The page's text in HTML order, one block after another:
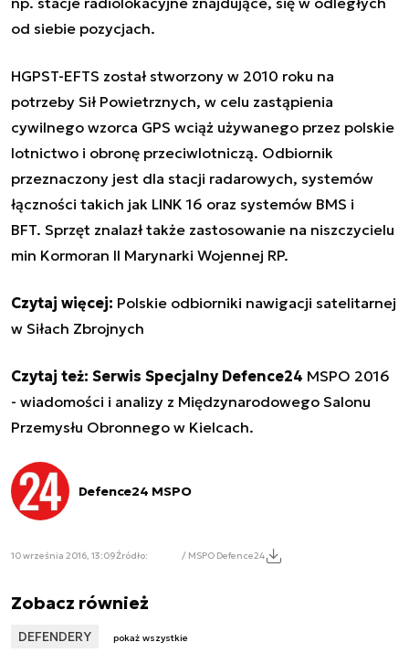
od siebie pozycjach.
HGPST-EFTS został stworzony w 2010 roku na
potrzeby Sił Powietrznych, w celu zastąpienia
cywilnego wzorca GPS wciąż używanego przez polskie
lotnictwo i obronę przeciwlotniczą. Odbiornik
przeznaczony jest dla stacji radarowych, systemów
łączności takich jak LINK 16 oraz systemów BMS i
BFT. Sprzęt znalazł także zastosowanie na niszczycielu
min Kormoran II Marynarki Wojennej RP.
Czytaj więcej: Polskie odbiorniki nawigacji satelitarnej
w Siłach Zbrojnych
Czytaj też: Serwis Specjalny Defence24 MSPO 2016
- wiadomości i analizy z Międzynarodowego Salonu
Przemysłu Obronnego w Kielcach.
Defence24 MSPO
10 września 2016, 13:09Źródło: / MSPO Defence24
Zobacz również
DEFENDERY pokaż wszystkie